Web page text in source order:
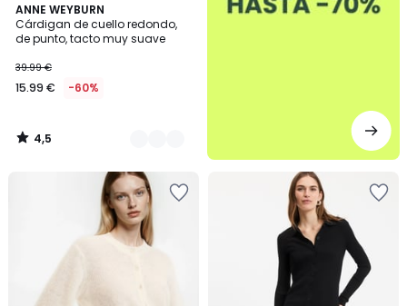
ANNE WEYBURN
Cárdigan de cuello redondo,
de punto, tacto muy suave
39.99 €
15.99 € -60%
4,5
/ 5
2
Colores
4,5
/